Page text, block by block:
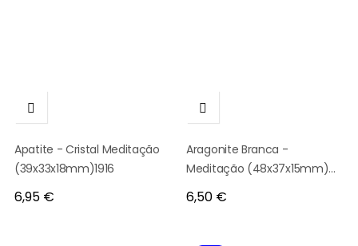

Apatite - Cristal Meditação
(39x33x18mm)1916
Preço
6,95 €

Aragonite Branca -
Meditação (48x37x15mm)
9589
Preço
6,50 €